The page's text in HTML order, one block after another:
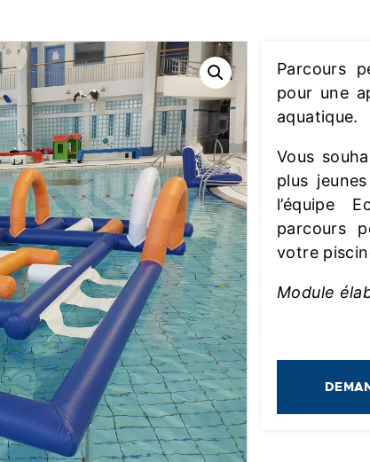
Parcours
pour une
aquatique.
Vous
plus
l’équipe
parcours
votre
Module